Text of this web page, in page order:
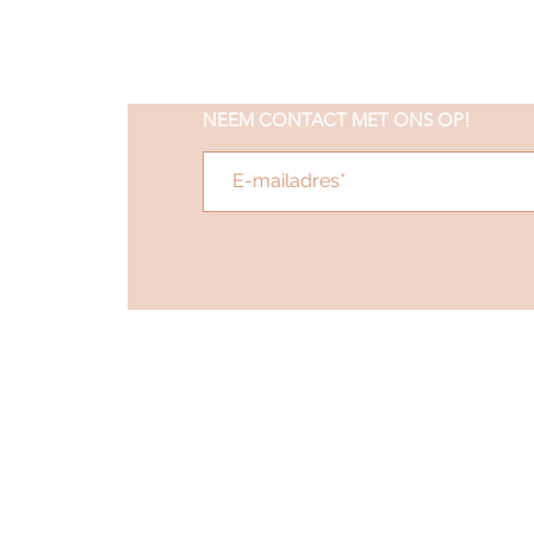
NEEM CONTACT MET ONS OP!